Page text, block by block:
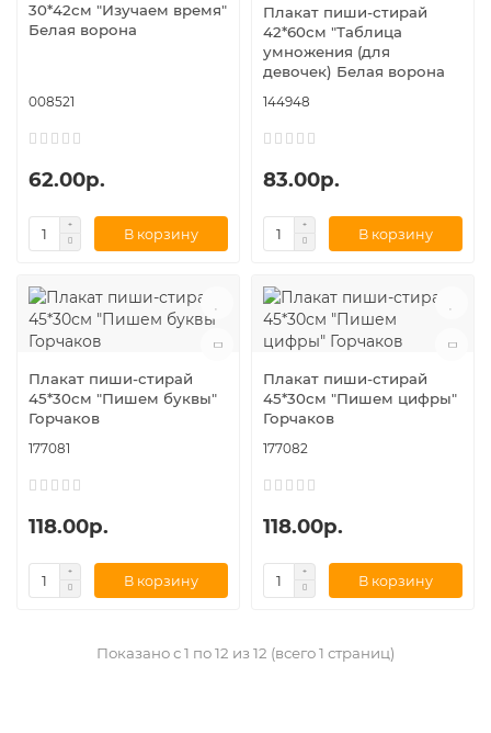
30*42см "Изучаем время"
Белая ворона
008521
62.00р.
В корзину
Плакат пиши-стирай
42*60см "Таблица
умножения (для
девочек) Белая ворона
144948
83.00р.
В корзину
Плакат пиши-стирай
45*30см "Пишем буквы"
Горчаков
177081
118.00р.
В корзину
Плакат пиши-стирай
45*30см "Пишем цифры"
Горчаков
177082
118.00р.
В корзину
Показано с 1 по 12 из 12 (всего 1 страниц)